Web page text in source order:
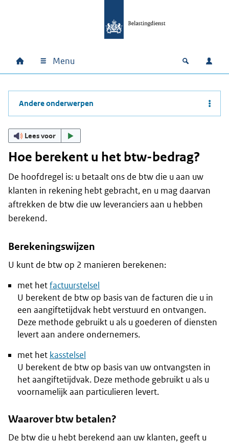
Hoofdnavigatie
Home Menu Open
Andere onderwerpen
Lees voor
Hoe berekent u het btw-bedrag?
De hoofdregel is: u betaalt ons de btw die u aan uw
klanten in rekening hebt gebracht, en u mag daarvan
aftrekken de btw die uw leveranciers aan u hebben
berekend.
Berekeningswijzen
U kunt de btw op 2 manieren berekenen:
met hetfactuurstelsel
U berekent de btw op basis van de facturen die u in
een aangiftetijdvak hebt verstuurd en ontvangen.
Deze methode gebruikt u als u goederen of diensten
levert aan andere ondernemers.
met het kasstelsel
U berekent de btw op basis van uw ontvangsten in
het aangiftetijdvak. Deze methode gebruikt u als u
voornamelijk aan particulieren levert.
Waarover btw betalen?
De btw die u hebt berekend aan uw klanten, geeft u